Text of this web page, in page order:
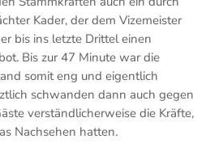
Kader, der dem Vizemeister
bis ins letzte Drittel einen
Bis zur 47 Minute war die
somit eng und eigentlich
schwanden dann auch gegen
verständlicherweise die Kräfte,
Nachsehen hatten.